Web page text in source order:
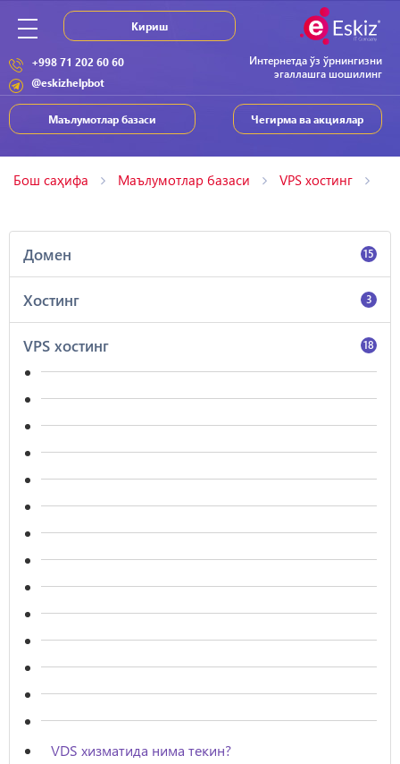
Интернетда ўз ўрнингизни
эгаллашга шошилинг
+998 71 202 60 60
@eskizhelpbot
Чегирма ва акциялар
Маълумотлар базаси
Кириш
Бош саҳифа Маълумотлар базаси VPS хостинг
Домен 15
Хостинг 3
VPS хостинг 18
VDS хизматида нима текин?